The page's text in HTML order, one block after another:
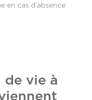
en cas d’absence
de vie à